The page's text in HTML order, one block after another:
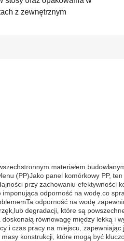
z zewnętrznym
materiałem
(PP)Jako panel komórkowy PP,
przy zachowaniu efektywności
odporność na wodę.co
odporność na wodę
degradacji, które są
równowagę między lekką
i czas pracy na miejscu,
konstrukcji, które mogą być